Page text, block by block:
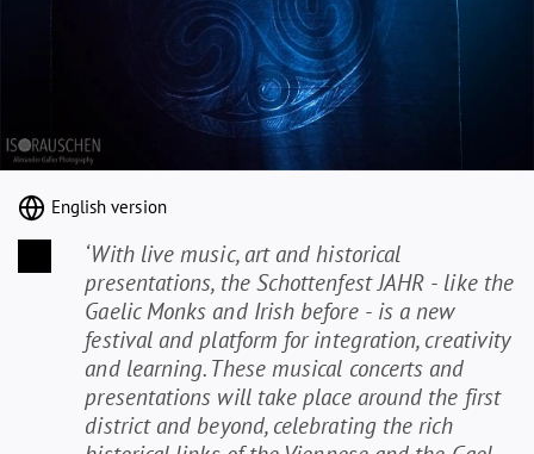
English version
‘With live music, art and historical
presentations, the Schottenfest JAHR - like the
Gaelic Monks and Irish before - is a new
festival and platform for integration, creativity
and learning. These musical concerts and
presentations will take place around the first
district and beyond, celebrating the rich